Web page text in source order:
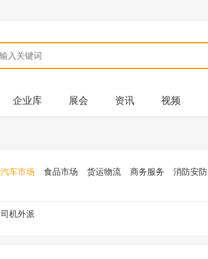
企业库 展会 资讯 视频
汽车市场 食品市场 货运物流 商务服务 消防安防
司机外派